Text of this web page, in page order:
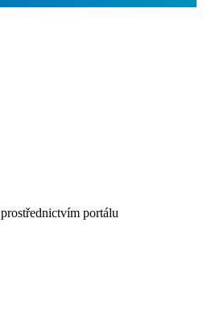
prostřednictvím portálu